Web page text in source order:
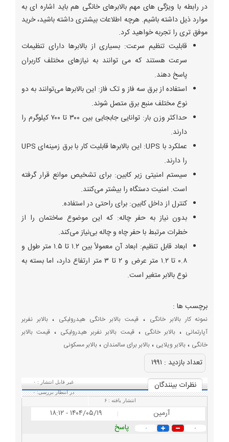
در رابطه با ویژگی های مهم بالابرهای خانگی هم باید اشاره ای به
موارد ذیل داشته باشیم. هرچه اطلاعات بیشتری داشته باشید، خرید
موفق تری را تجربه خواهید کرد.
قابلیت تنظیم سرعت: بسیاری از بالابرها دارای تنظیمات
سرعت هستند که می توانند به نیازهای مختلف کاربران
پاسخ دهند.
استفاده از برق سه فاز و تک فاز: این بالابرها می‌توانند به دو
نوع مختلف منبع برق متصل شوند.
حداکثر وزن بار: توانایی جابجایی بین ۳۰۰ تا ۷۰۰ کیلوگرم را
دارند.
عملکرد با UPS: این بالابرها قابلیت کار با برق زمینه‌ای UPS
را دارند.
سیستم امنیتی زیر کابین: برای تشخیص موانع قرار گرفته
است. امنیت دستگاه را بیشتر می‌کنند.
کنترل از داخل کابین: برای راحتی در استفاده.
بدون نیاز به حفر چاله: که این موضوع ساختمان را از
خطرات مرتبط با حفر چاه و چاله بی‌نیاز می‌کند.
ابعاد قابل تنظیم: ابعاد آن معمولاً بین ۱.۲ تا ۱.۵ متر طول و
۰.۸ تا ۱.۲ متر عرض و ۲ تا ۳ متر ارتفاع دارد، اما بسته به
نوع بالابر متغیر است.
برچسب ها :
نمونه کار بالابر خانگی ،قیمت بالابر خانگی هیدرولیکی ،بالابر نفربر
آپارتمانی ، بالابر خانگی ،قیمت بالابر نفربر هیدرولیکی ،قیمت بالابر
خانگی ، بالابر ویلایی ، بالابر برای سالمندان ، بالابر مسکونی
تعداد بازديد : ۱۹۹۱
نظرات بينندگان
غیر قابل انتشار : ۰
در انتظار بررسی:۰
انتشار یافته :۶
آرمین | ۱۴۰۴/۰۵/۱۹ - ۱۸:۱۲
۰ ۰
پاسخ